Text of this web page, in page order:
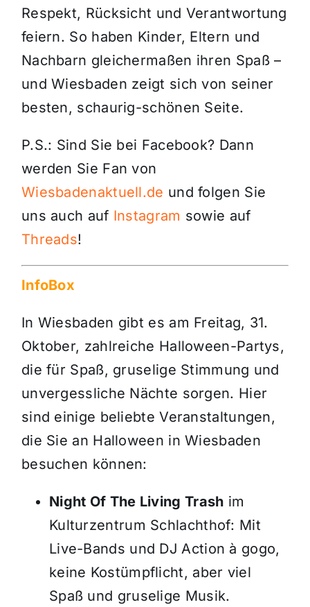
Respekt, Rücksicht und Verantwortung
feiern. So haben Kinder, Eltern und
Nachbarn gleichermaßen ihren Spaß –
und Wiesbaden zeigt sich von seiner
besten, schaurig-schönen Seite.
P.S.: Sind Sie bei Facebook? Dann
werden Sie Fan von
Wiesbadenaktuell.de und folgen Sie
uns auch auf Instagram sowie auf
Threads!
InfoBox
In Wiesbaden gibt es am Freitag, 31.
Oktober, zahlreiche Halloween-Partys,
die für Spaß, gruselige Stimmung und
unvergessliche Nächte sorgen. Hier
sind einige beliebte Veranstaltungen,
die Sie an Halloween in Wiesbaden
besuchen können:
Night Of The Living Trash im
Kulturzentrum Schlachthof: Mit
Live-Bands und DJ Action à gogo,
keine Kostümpflicht, aber viel
Spaß und gruselige Musik.